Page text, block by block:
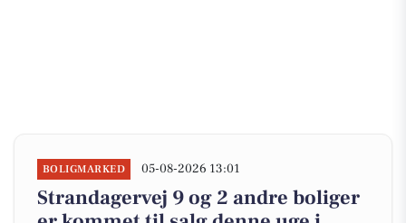
BOLIGMARKED 05-08-2026 13:01
Strandagervej 9 og 2 andre boliger